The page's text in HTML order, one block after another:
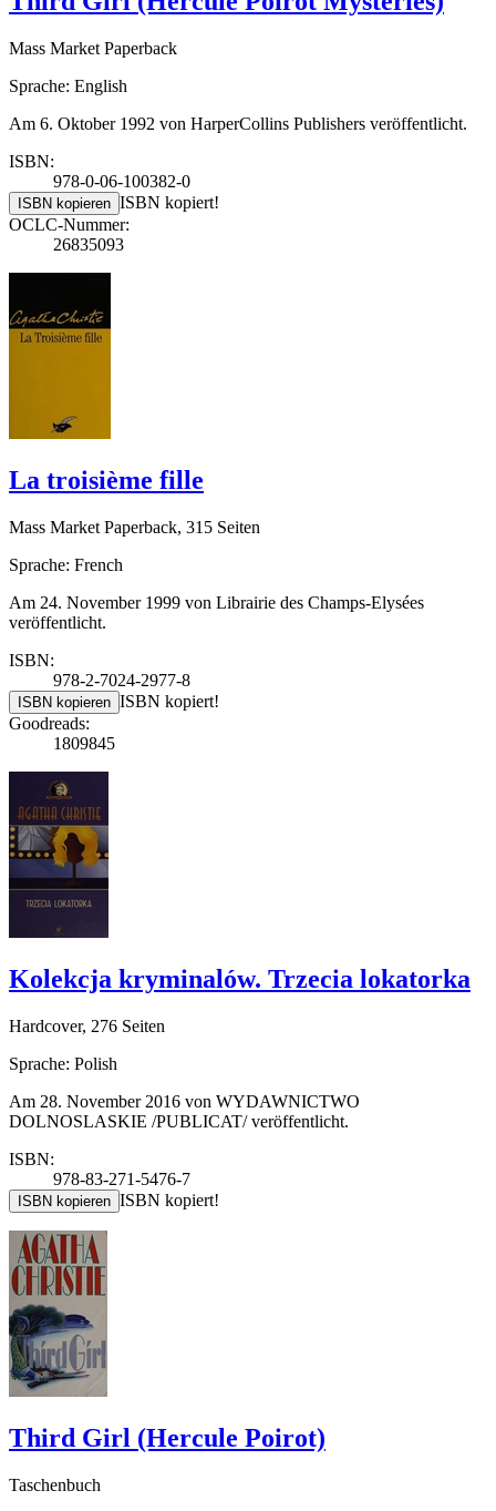
Mass Market Paperback
Sprache: English
Am 6. Oktober 1992 von HarperCollins Publishers veröffentlicht.
ISBN:
978-0-06-100382-0
ISBN kopieren ISBN kopiert!
OCLC-Nummer:
26835093
La troisième fille
Mass Market Paperback, 315 Seiten
Sprache: French
Am 24. November 1999 von Librairie des Champs-Elysées
veröffentlicht.
ISBN:
978-2-7024-2977-8
ISBN kopieren ISBN kopiert!
Goodreads:
1809845
Kolekcja kryminalów. Trzecia lokatorka
Hardcover, 276 Seiten
Sprache: Polish
Am 28. November 2016 von WYDAWNICTWO
DOLNOSLASKIE /PUBLICAT/ veröffentlicht.
ISBN:
978-83-271-5476-7
ISBN kopieren ISBN kopiert!
Third Girl (Hercule Poirot)
Taschenbuch